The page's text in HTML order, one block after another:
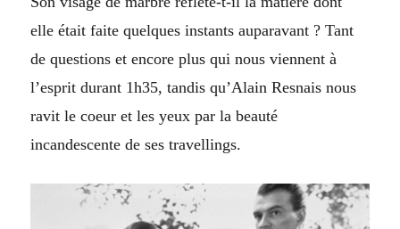
elle était faite quelques instants auparavant ?Tant
de questions et encore plus qui nous viennent à
l’esprit durant 1h35, tandis qu’Alain Resnais nous
ravit le coeur et les yeux par la beauté
incandescente de ses travellings.